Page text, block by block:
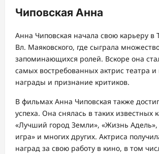
Чиповская Анна
Анна Чиповская начала свою карьеру в
Вл. Маяковского, где сыграла
запоминающихся ролей. Вскоре она
самых востребованных актрис театра и
награды и признание критиков.
В фильмах Анна Чиповская также
успеха. Она снялась в таких известных
«Лучший город Земли», «Жизнь
игра» и многих других. Актриса
наград за свою работу в кино, в том